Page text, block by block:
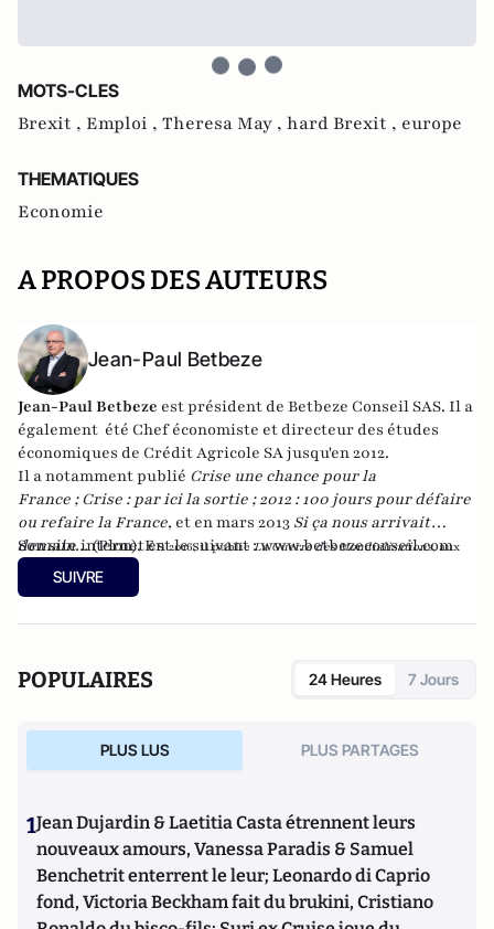
MOTS-CLES
Brexit , Emploi , Theresa May , hard Brexit , europe
THEMATIQUES
Economie
A PROPOS DES AUTEURS
Jean-Paul Betbeze
Jean-Paul Betbeze est président de Betbeze Conseil SAS. Il a
également été Chef économiste et directeur des études
économiques de Crédit Agricole SA jusqu'en 2012.
Il a notamment publié Crise une chance pour la
France ; Crise : par ici la sortie ; 2012 : 100 jours pour défaire
ou refaire la France, et en mars 2013 Si ça nous arrivait
demain...(Plon). En2016, il publie La Guerre des Mondialisations, aux
éditions Economica
et en 2017 "La France, ce malade imaginaire"
chez le même éditeur.
Son site internet est le suivant :www.betbezeconseil.com
SUIVRE
POPULAIRES 24 Heures 7 Jours
PLUS LUS PLUS PARTAGES
1Jean Dujardin & Laetitia Casta étrennent leurs
nouveaux amours, Vanessa Paradis & Samuel
Benchetrit enterrent le leur; Leonardo di Caprio
fond, Victoria Beckham fait du brukini, Cristiano